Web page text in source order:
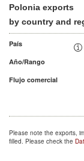
Polonia exports
by country and
País
Año/Rango
Flujo comercial
Please note the exports,
filled. Please check the